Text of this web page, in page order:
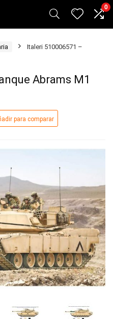
0
Italeri 510006571 –
Abrams M1
para comparar